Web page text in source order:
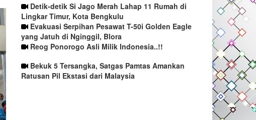
Detik-detik Si Jago Merah Lahap 11 Rumah di
Lingkar Timur, Kota Bengkulu
Evakuasi Serpihan Pesawat T-50i Golden Eagle
yang Jatuh di Nginggil, Blora
Reog Ponorogo Asli Milik Indonesia..!!
Bekuk 5 Tersangka, Satgas Pamtas Amankan
Ratusan Pil Ekstasi dari Malaysia